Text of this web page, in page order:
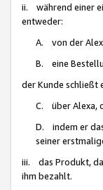
ii. während einer
entweder:
A. von der
B. eine
der Kunde schließt
C. über Alexa,
D. indem er
seiner
iii. das Produkt,
ihm bezahlt.